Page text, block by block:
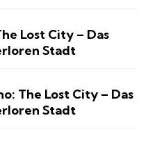
Lost City – Das
Stadt
The Lost City – Das
Stadt